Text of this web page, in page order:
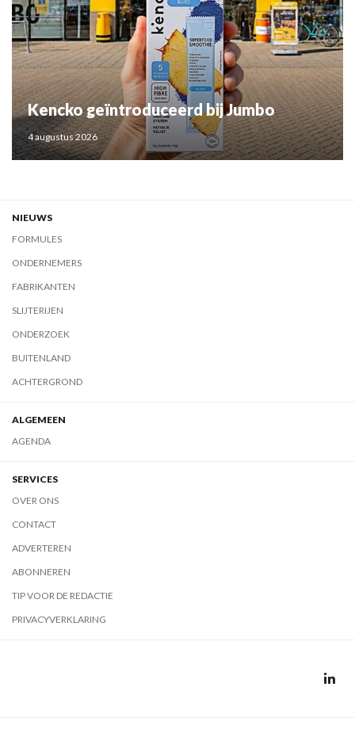
Kencko geïntroduceerd bij Jumbo
4 augustus 2026
NIEUWS
FORMULES
ONDERNEMERS
FABRIKANTEN
SLIJTERIJEN
ONDERZOEK
BUITENLAND
ACHTERGROND
ALGEMEEN
AGENDA
SERVICES
OVER ONS
CONTACT
ADVERTEREN
ABONNEREN
TIP VOOR DE REDACTIE
PRIVACYVERKLARING